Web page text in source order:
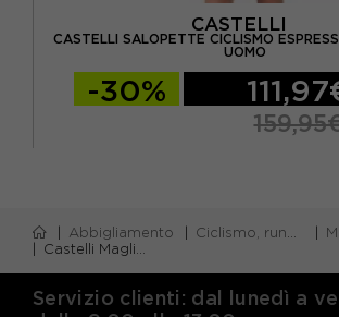
CASTELLI
CASTELLI SALOPETTE CICLISMO
UOMO
-30%
Abbigliamento Ciclismo, running e piscina
Castelli Maglia Ciclismo Rosa Giro 109 Rosa Giro Uomo
Servizio clienti: dal lunedì a